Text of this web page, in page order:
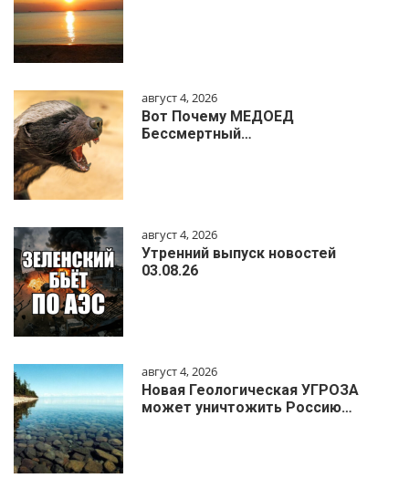
август 4, 2026
Вот Почему МЕДОЕД
Бессмертный…
август 4, 2026
Утренний выпуск новостей
03.08.26
август 4, 2026
Новая Геологическая УГРОЗА
может уничтожить Россию…